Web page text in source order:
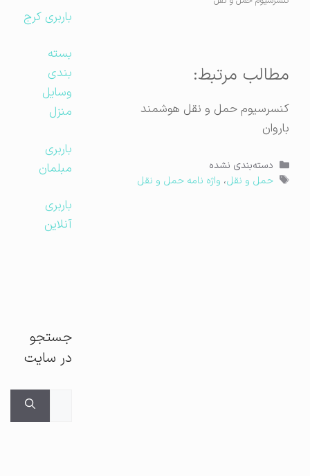
مطالب مرتبط:
کنسرسیوم حمل و نقل هوشمند
باروان
دسته‌ها
دسته‌بندی نشده
برچسب‌ها
حمل و نقل،واژه نامه حمل و نقل
باربری کرج
بسته
بندی
وسایل
منزل
باربری
مبلمان
باربری
آنلاین
جستجو
در سایت